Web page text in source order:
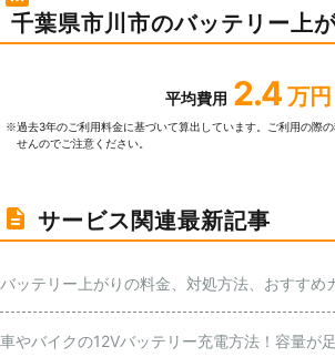
千葉県市川市のバッテリー上
平均費用 2.4 万円
※過去3年のご利⽤料⾦に基づいて算出しています。ご利⽤の際
せんのでご注意ください。
サービス関連最新記事
バッテリー上がりの料金、対処方法、おすすめ
車やバイクの12Vバッテリー充電方法！容量が